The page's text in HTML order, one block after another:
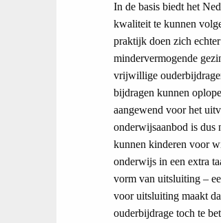
In de basis biedt het
kwaliteit te kunnen
praktijk doen zich
mindervermogende
vrijwillige
bijdragen kunnen
aangewend voor het
onderwijsaanbod is dus
kunnen kinderen voor
onderwijs in een extra
vorm van uitsluiting –
voor uitsluiting maakt
ouderbijdrage toch te